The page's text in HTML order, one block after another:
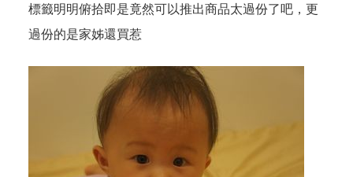
標籤明明俯拾即是竟然可以推出商品太過份了吧，更
過份的是家姊還買惹